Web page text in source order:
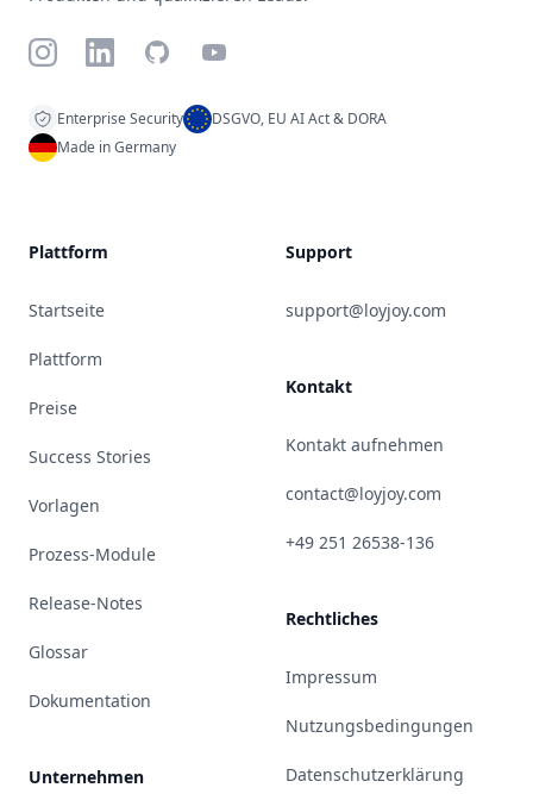
InstagramLinkedInGitHubYouTube
Enterprise Security
DSGVO, EU AI Act & DORA
Made in Germany
Plattform
Startseite
Plattform
Preise
Success Stories
Vorlagen
Prozess-Module
Release-Notes
Glossar
Dokumentation
Unternehmen
Support
support@loyjoy.com
Kontakt
Kontakt aufnehmen
contact@loyjoy.com
+49 251 26538-136
Rechtliches
Impressum
Nutzungsbedingungen
Datenschutzerklärung